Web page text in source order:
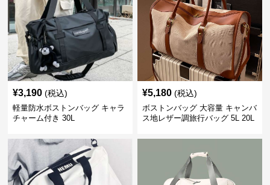
¥3,190 (税込)
軽量防水ボストンバッグ キャラ
チャーム付き 30L
¥5,180 (税込)
ボストンバッグ 大容量 キャンバ
ス地レザー調旅行バッグ 5L 20L